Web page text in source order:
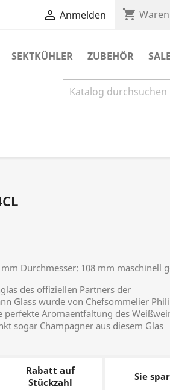
 Anmelden shopping_cart
SEKTKÜHLER ZUBEHÖR SALE
Durchmesser: 108 mm maschinell
des offiziellen Partners der
Glass wurde von Chefsommelier
perfekte Aromaentfaltung des
sogar Champagner aus diesem Glas
Rabatt auf
Stückzahl
Sie